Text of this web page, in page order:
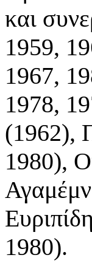
και
1959,
1967,
1978,
(1962),
1980),
1980).